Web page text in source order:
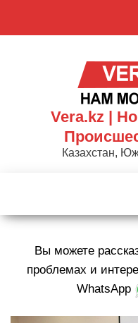
Vera.kz |
Казахстан,
Вы можете
проблемах и
WhatsApp